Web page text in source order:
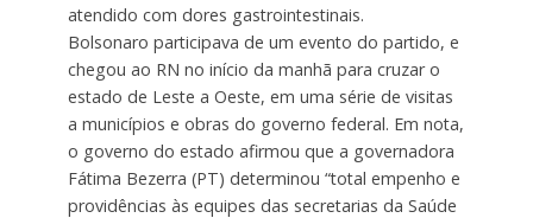
atendido com dores gastrointestinais.
Bolsonaro participava de um evento do partido, e
chegou ao RN no início da manhã para cruzar o
estado de Leste a Oeste, em uma série de visitas
a municípios e obras do governo federal. Em nota,
o governo do estado afirmou que a governadora
Fátima Bezerra (PT) determinou “total empenho e
providências às equipes das secretarias da Saúde